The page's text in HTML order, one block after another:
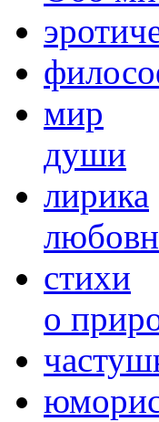
мир
души
лирика
cтихи
о